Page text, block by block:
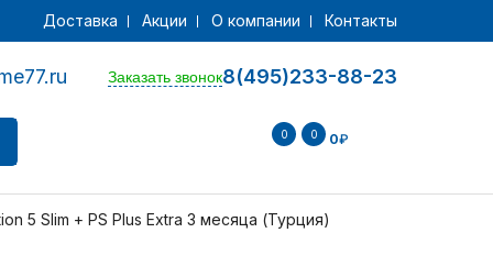
Доставка Акции О компании Контакты
8(495)233-88-23
Заказать звонок
0 0 0₽
5 Slim + PS Plus Extra 3 месяца (Турция)